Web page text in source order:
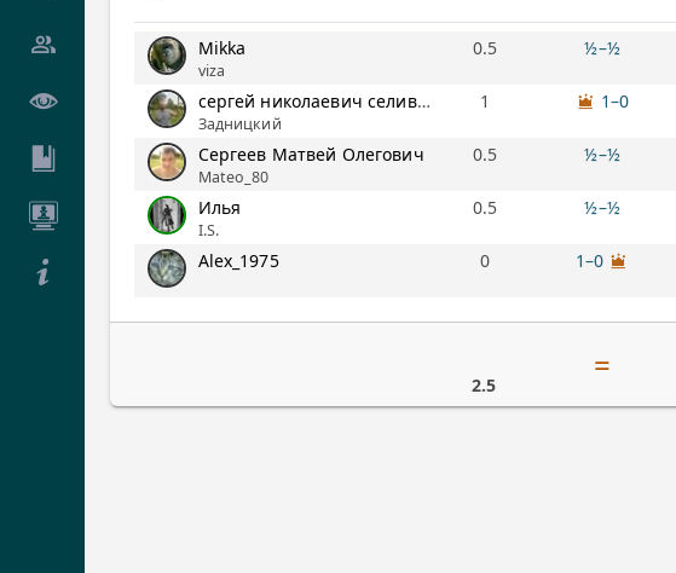
Mikka
viza
0.5 ½–½
сергей николаевич селивончик
Задницкий
1 1–0
Сергеев Матвей Олегович
Mateo_80
0.5 ½–½
Илья
I.S.
0.5 ½–½
Alex_1975 0 1–0
2.5
=